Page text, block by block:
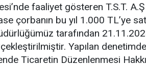
faaliyet gösteren T.S.T.
çorbanın bu yıl 1.000 TL’ye
tarafından
Yapılan
Ticaretin Düzenlenmesi